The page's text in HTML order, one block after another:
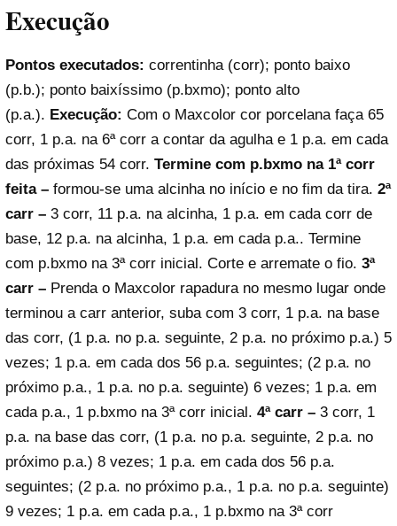
Execução
Pontos executados: correntinha (corr); ponto baixo
(p.b.); ponto baixíssimo (p.bxmo); ponto alto
(p.a.). Execução: Com o Maxcolor cor porcelana faça 65
corr, 1 p.a. na 6ª corr a contar da agulha e 1 p.a. em cada
das próximas 54 corr. Termine com p.bxmo na 1ª corr
feita – formou-se uma alcinha no início e no fim da tira. 2ª
carr – 3 corr, 11 p.a. na alcinha, 1 p.a. em cada corr de
base, 12 p.a. na alcinha, 1 p.a. em cada p.a.. Termine
com p.bxmo na 3ª corr inicial. Corte e arremate o fio. 3ª
carr – Prenda o Maxcolor rapadura no mesmo lugar onde
terminou a carr anterior, suba com 3 corr, 1 p.a. na base
das corr, (1 p.a. no p.a. seguinte, 2 p.a. no próximo p.a.) 5
vezes; 1 p.a. em cada dos 56 p.a. seguintes; (2 p.a. no
próximo p.a., 1 p.a. no p.a. seguinte) 6 vezes; 1 p.a. em
cada p.a., 1 p.bxmo na 3ª corr inicial. 4ª carr – 3 corr, 1
p.a. na base das corr, (1 p.a. no p.a. seguinte, 2 p.a. no
próximo p.a.) 8 vezes; 1 p.a. em cada dos 56 p.a.
seguintes; (2 p.a. no próximo p.a., 1 p.a. no p.a. seguinte)
9 vezes; 1 p.a. em cada p.a., 1 p.bxmo na 3ª corr